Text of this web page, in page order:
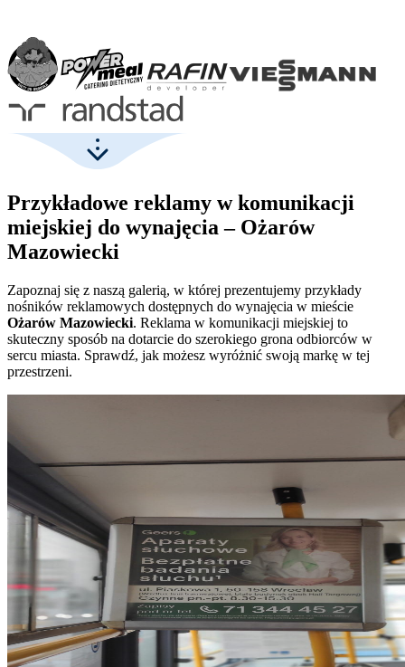
Przykładowe reklamy w komunikacji
miejskiej do wynajęcia – Ożarów
Mazowiecki
Zapoznaj się z naszą galerią, w której prezentujemy przykłady
nośników reklamowych dostępnych do wynajęcia w mieście
Ożarów Mazowiecki. Reklama w komunikacji miejskiej to
skuteczny sposób na dotarcie do szerokiego grona odbiorców w
sercu miasta. Sprawdź, jak możesz wyróżnić swoją markę w tej
przestrzeni.